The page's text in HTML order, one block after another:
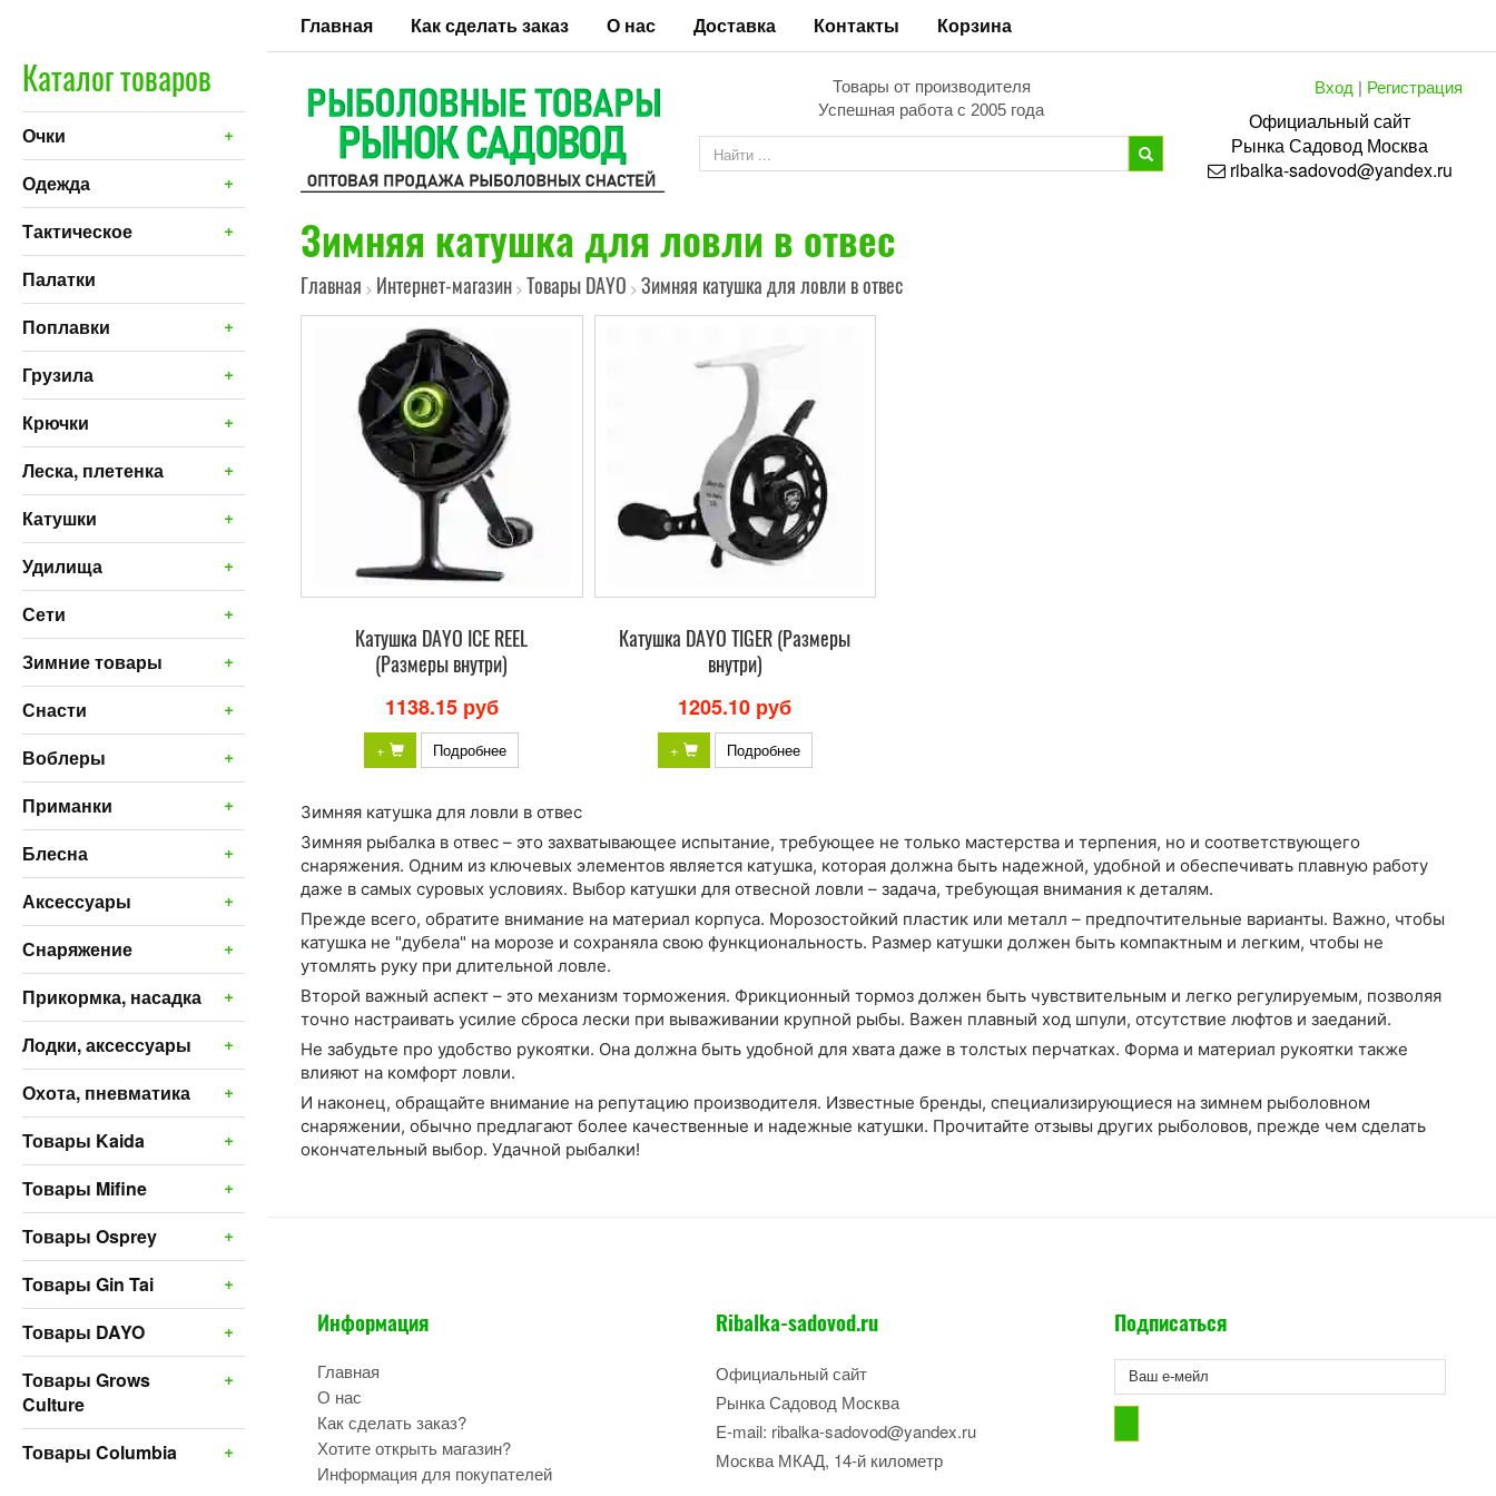
Главная Как сделать заказ О нас Доставка Контакты Корзина
Товары от производителя
Успешная работа с 2005 года
Вход | Регистрация
Официальный сайт
РынкаСадовод Москва
ribalka-sadovod@yandex.ru
Каталог товаров
+
Очки
+
Одежда
+
Тактическое
Палатки
+
Поплавки
+
Грузила
+
Крючки
+
Леска, плетенка
+
Катушки
+
Удилища
+
Сети
+
Зимние товары
+
Снасти
+
Воблеры
+
Приманки
+
Блесна
+
Аксессуары
+
Снаряжение
+
Прикормка, насадка
+
Лодки, аксессуары
+
Охота, пневматика
+
Товары Kaida
+
Товары Mifine
+
Товары Osprey
+
Товары Gin Tai
+
Товары DAYO
+
Товары Grows
Culture
+
Товары Columbia
Зимняя катушка для ловли в отвес
Главная > Интернет-магазин > Товары DAYO > Зимняя катушка для ловли в отвес
Катушка DAYO ICE REEL
(Размеры внутри)
1138.15 руб
+ Подробнее
Катушка DAYO TIGER (Размеры
внутри)
1205.10 руб
+ Подробнее
Зимняя катушка для ловли в отвес
Зимняя рыбалка в отвес – это захватывающее испытание, требующее не только мастерства и терпения, но и соответствующего
снаряжения. Одним из ключевых элементов является катушка, которая должна быть надежной, удобной и обеспечивать плавную работу
даже в самых суровых условиях. Выбор катушки для отвесной ловли – задача, требующая внимания к деталям.
Прежде всего, обратите внимание на материал корпуса. Морозостойкий пластик или металл – предпочтительные варианты. Важно, чтобы
катушка не "дубела" на морозе и сохраняла свою функциональность. Размер катушки должен быть компактным и легким, чтобы не
утомлять руку при длительной ловле.
Второй важный аспект – это механизм торможения. Фрикционный тормоз должен быть чувствительным и легко регулируемым, позволяя
точно настраивать усилие сброса лески при вываживании крупной рыбы. Важен плавный ход шпули, отсутствие люфтов и заеданий.
Не забудьте про удобство рукоятки. Она должна быть удобной для хвата даже в толстых перчатках. Форма и материал рукоятки также
влияют на комфорт ловли.
И наконец, обращайте внимание на репутацию производителя. Известные бренды, специализирующиеся на зимнем рыболовном
снаряжении, обычно предлагают более качественные и надежные катушки. Прочитайте отзывы других рыболовов, прежде чем сделать
окончательный выбор. Удачной рыбалки!
Информация
Главная
О нас
Как сделать заказ?
Хотите открыть магазин?
Информация для покупателей
Ribalka-sadovod.ru
Официальный сайт
Рынка Садовод Москва
E-mail: ribalka-sadovod@yandex.ru
Москва МКАД, 14-й километр
Подписаться